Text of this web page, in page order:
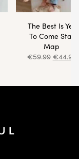
The Best Is Yet
To Come Star
Map
€59.99 €44.99